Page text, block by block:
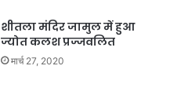
शीतला मंदिर जामुल में हुआ
ज्योत कलश प्रज्जवलित
मार्च 27, 2020